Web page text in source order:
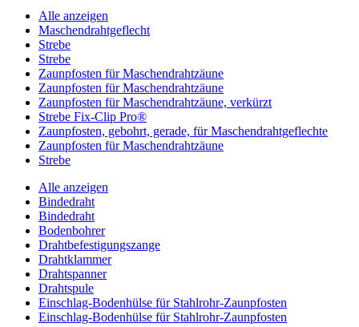
Alle anzeigen
Maschendrahtgeflecht
Strebe
Strebe
Zaunpfosten für Maschendrahtzäune
Zaunpfosten für Maschendrahtzäune
Zaunpfosten für Maschendrahtzäune, verkürzt
Strebe Fix-Clip Pro®
Zaunpfosten, gebohrt, gerade, für Maschendrahtgeflechte
Zaunpfosten für Maschendrahtzäune
Strebe
Alle anzeigen
Bindedraht
Bindedraht
Bodenbohrer
Drahtbefestigungszange
Drahtklammer
Drahtspanner
Drahtspule
Einschlag-Bodenhülse für Stahlrohr-Zaunpfosten
Einschlag-Bodenhülse für Stahlrohr-Zaunpfosten